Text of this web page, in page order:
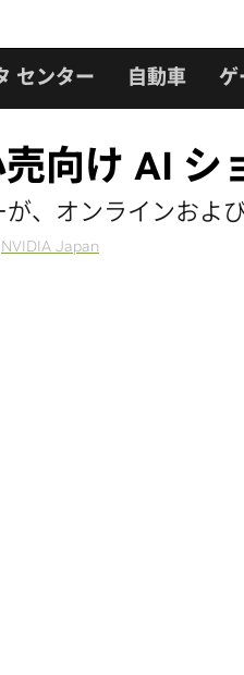
センター 自動車 ゲ
向け AI シ
、オンラインおよ
NVIDIA Japan